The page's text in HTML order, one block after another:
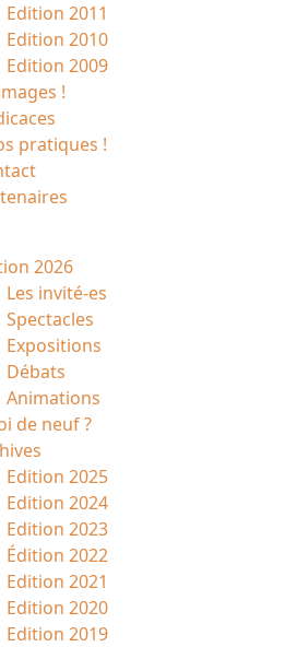
Edition 2011
Edition 2010
Edition 2009
!
pratiques !
2026
Les invité-es
Spectacles
Expositions
Débats
Animations
de neuf ?
Edition 2025
Edition 2024
Edition 2023
Édition 2022
Edition 2021
Edition 2020
Edition 2019